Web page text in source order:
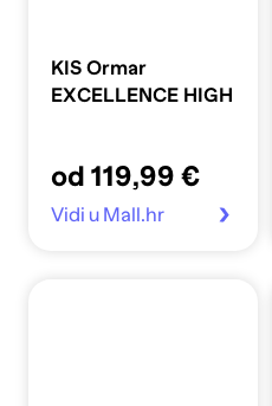
KIS Ormar
EXCELLENCE HIGH
od 119,99 €
Vidi u Mall.hr